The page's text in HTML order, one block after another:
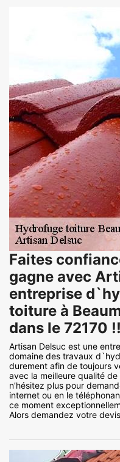
Faites
gagne avec
entreprise
toiture à
dans le 72170 !!
Artisan Delsuc est une
domaine des travaux
durement afin de toujours
avec la meilleure qualité
n’hésitez plus pour
internet ou en le
ce moment
Alors demandez votre